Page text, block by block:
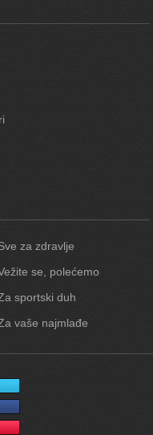
za zdravlje
se, polećemo
sportski duh
vaše najmlađe